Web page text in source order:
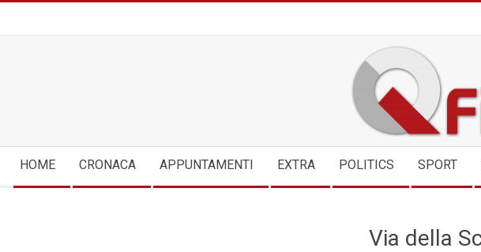
Navigation
Menu
HOME CRONACA APPUNTAMENTI EXTRA POLITICS SPORT
Via della